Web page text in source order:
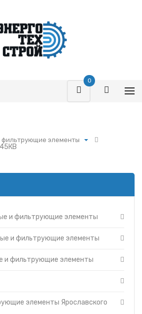
0
элементы
фильтрующие элементы
элементы МАЗ
элементы Ярославского
элементы ЗМЗ
элементы ГАЗ
элементы Iveco
и фильтрующие элементы
и фильтрующие элементы
и фильтрующие элементы
элементы Ярославского